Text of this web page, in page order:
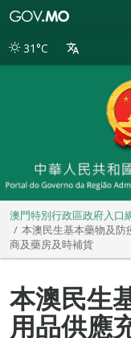
別
31°C
澳門特別行政區政府入口
本澳民生基本藥物及防
商及藥房及時補貨
本澳民生
用品供應